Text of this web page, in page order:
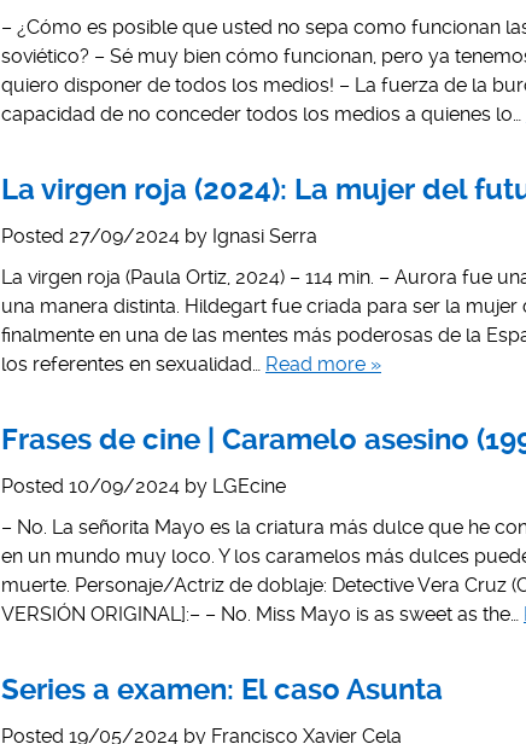
– ¿Cómo es posible que usted no sepa como funcionan
soviético? – Sé muy bien cómo funcionan, pero ya
quiero disponer de todos los medios! – La fuerza de la
capacidad de no conceder todos los medios a quienes lo…
La virgen roja (2024): La mujer del
Posted 27/09/2024 by Ignasi Serra
La virgen roja (Paula Ortiz, 2024) – 114 min. – Aurora fue
una manera distinta. Hildegart fue criada para ser la
finalmente en una de las mentes más poderosas de la
los referentes en sexualidad… Read more »
Frases de cine | Caramelo asesino
Posted 10/09/2024 by LGEcine
– No. La señorita Mayo es la criatura más dulce que he
en un mundo muy loco. Y los caramelos más dulces
muerte. Personaje/Actriz de doblaje: Detective Vera Cruz
VERSIÓN ORIGINAL]:– – No. Miss Mayo is as sweet as the…
Series a examen: El caso Asunta
Posted 19/05/2024 by Francisco Xavier Cela